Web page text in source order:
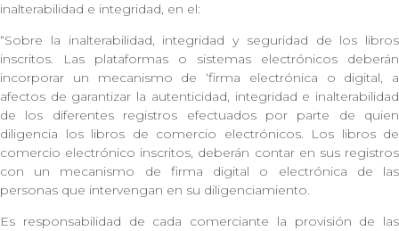
inalterabilidad e integridad, en el:
“Sobre la inalterabilidad, integridad y seguridad de los libros
inscritos. Las plataformas o sistemas electrónicos deberán
incorporar un mecanismo de ‘firma electrónica o digital, a
afectos de garantizar la autenticidad, integridad e inalterabilidad
de los diferentes registros efectuados por parte de quien
diligencia los libros de comercio electrónicos. Los libros de
comercio electrónico inscritos, deberán contar en sus registros
con un mecanismo de firma digital o electrónica de las
personas que intervengan en su diligenciamiento.
Es responsabilidad de cada comerciante la provisión de las